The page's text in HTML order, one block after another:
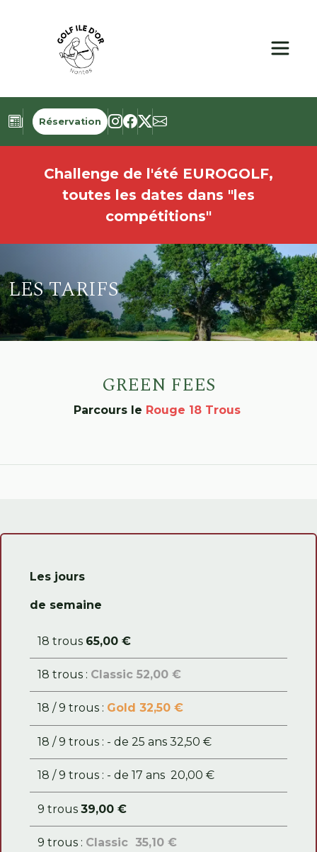
Réservation
Challenge de l'été EUROGOLF,
toutes les dates dans "les
compétitions"
LES TARIFS
GREEN FEES
Parcours le Rouge 18 Trous
Les jours
de semaine
18 trous 65,00 €
18 trous : Classic 52,00 €
18 / 9 trous : Gold 32,50 €
18 / 9 trous : - de 25 ans 32,50 €
18 / 9 trous : - de 17 ans 20,00 €
9 trous39,00 €
9 trous : Classic 35,10 €